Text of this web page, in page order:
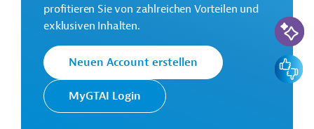
Kontaktadresse
Europäische
Generaldirektion Internationale
profitieren Sie von zahlreichen Vorteilen und
exklusiven Inhalten.
Neuen Account erstellen
MyGTAI Login
KI-